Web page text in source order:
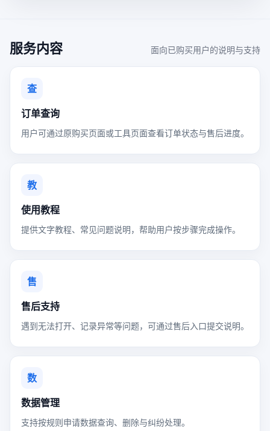
服务内容 面向已购买用户的说明与支持
查
订单查询
用户可通过原购买页面或工具页面查看订单状态与售后进度。
教
使用教程
提供文字教程、常见问题说明，帮助用户按步骤完成操作。
售
售后支持
遇到无法打开、记录异常等问题，可通过售后入口提交说明。
数
数据管理
支持按规则申请数据查询、删除与纠纷处理。